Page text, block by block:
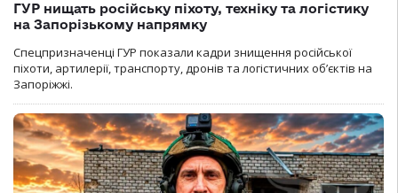
ГУР нищать російську піхоту, техніку та логістику
на Запорізькому напрямку
Спецпризначенці ГУР показали кадри знищення російської
піхоти, артилерії, транспорту, дронів та логістичних об’єктів на
Запоріжжі.